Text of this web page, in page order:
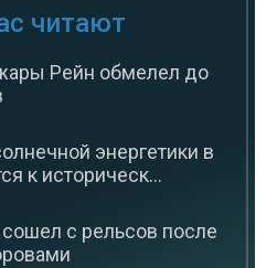
читают
Рейн обмелел до
энергетики в
к историческ...
с рельсов после